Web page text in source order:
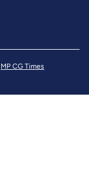
MP CG Times